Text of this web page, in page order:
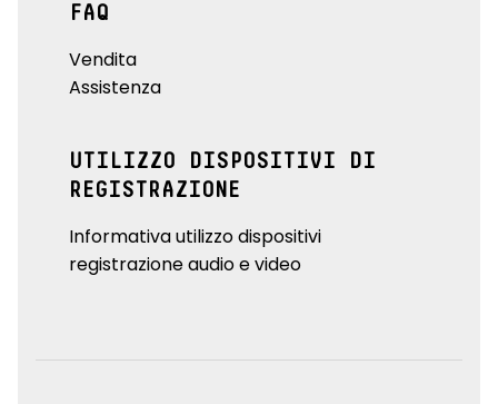
FAQ
Vendita
Assistenza
UTILIZZO DISPOSITIVI DI
REGISTRAZIONE
Informativa utilizzo dispositivi
registrazione audio e video